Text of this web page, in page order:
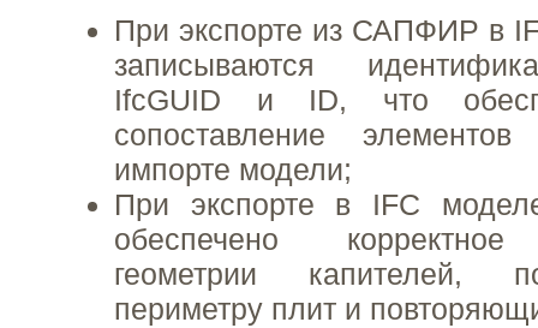
При экспорте из САПФИР в
записываются
IfcGUID и ID, что
сопоставление
импорте модели;
При экспорте в IFC
обеспечено
геометрии капителей,
периметру плит и